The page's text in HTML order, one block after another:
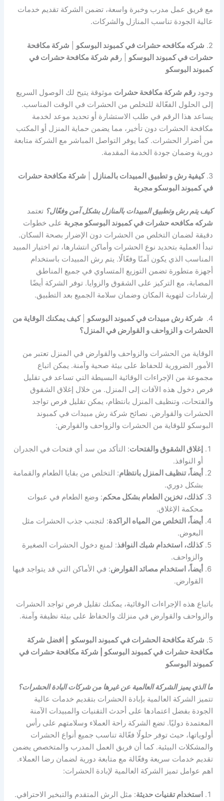
مع فريق عمل مدرب وخبرة واسعة، تضمن الشركة تقديم خدمات
عالية الجودة تناسب المنازل والشركات.
2. شركه مكافحه حشرات في كمبوند البوسكو
شركة مكافحة
حشرات في كمبوند البوسكو | رقم شركة مكافحة حشرات في
كمبوند البوسكو
وجودرقم شركة مكافحة حشرات موثوقة يتيح لك الوصول السريع
إلى الحلول الفعّالة للتخلص من الحشرات في الوقت المناسب.
يساعد هذا الرقم في طلب الاستشارة أو تحديد موعد لخدمة
مكافحة الحشرات دون تأخير، مما يضمن حماية المنزل أو المكتب
من أضرار الحشرات. كما يوفر التواصل المباشر مع الشركة متابعة
دورية وضمان جودة الخدمة المقدمة.
3. كيفية رش و تطبيق المبيدات بالمنازل
شركة مكافحة حشرات
في كمبوند البوسكو مجربة
كيف يتم رش وتطبيق المبيدات بالمنازل بشكل آمن وفعّال؟ تعتمد
شركه مكافحه حشرات في كمبوند البوسكو مجربة على خطوات
دقيقة لضمان التخلص من الحشرات دون الإضرار بصحة السكان.
تبدأ العملية بتحديد نوع الحشرات وأماكن انتشارها، ثم اختيار المبيد
المناسب الذي يكون آمنًا وفعّالًا. يتم رش المبيدات باستخدام
أجهزة متطورة تضمن التوزيع المتساوي في جميع المناطق
المصابة، مع التركيز على الشقوق والزوايا. توفر الشركة أيضًا
إرشادات لتهوية المكان وضمان سلامة الجميع بعد التطبيق.
4. شركة رش مبيدات في كمبوند البوسكو |كيف يمكنك الوقاية من
الحشرات و الزواحف و القوارض في المنزل؟
الوقاية من الحشرات والزواحف والقوارض في المنزل تعتبر من
الأمور الضرورية للحفاظ على بيئة صحية وآمنة. يمكن اتباع
مجموعة من الإجراءات الوقائية البسيطة التي تساعد في تقليل
فرص دخول هذه الآفات إلى المنزل. من خلال إغلاق الشقوق
والفتحات، وتنظيف المنزل بانتظام، يمكن تقليل فرص تواجد
الحشرات والقوارض. نصائح شركة رش مبيدات في كمبوند
البوسكو للوقاية من الحشرات والزواحف والقوارض:
إغلاق الشقوق والفتحات: التأكد من سد أي فتحات في الجدران
أو النوافذ.
أيضاً، تنظيف المنزل بانتظام: التخلص من بقايا الطعام والقمامة
بشكل دوري.
كذلك، تخزين الطعام بشكل محكم: وضع الطعام في عبوات
محكمة الإغلاق.
أيضاً، التخلص من المياه الراكدة: لتجنب جذب الحشرات مثل
البعوض.
كذلك، استخدام شبك النوافذ: لمنع دخول الحشرات الصغيرة
والزواحف.
أيضاً، استخدام مصائد القوارض: في الأماكن التي قد يتواجد فيها
القوارض.
باتباع هذه الإجراءات الوقائية، يمكنك تقليل فرص تواجد الحشرات
والزواحف والقوارض في منزلك والحفاظ على بيئة نظيفة وآمنة.
5. شركة مكافحة الحشرات في كمبوند البوسكو | افضل شركة
مكافحة حشرات في كمبوند البوسكو | شركة مكافحة حشرات في
كمبوند البوسكو
ما الذي يميز الشركة العالمية عن غيرها من شركات البادة الحشرات؟
تتميز الشركة العالمية بإبادة الحشرات بتقديم خدمات عالية
الجودة بفضل اعتمادها على أحدث التقنيات والمبيدات الآمنة
المعتمدة دوليًا. تضع الشركة راحة العملاء وسلامتهم على رأس
أولوياتها، حيث توفر حلولًا فعّالة تناسب جميع أنواع الحشرات
والمشكلات البيئية. كما أن فريق العمل المدرب والمتخصص يضمن
تقديم خدمات سريعة وفعّالة مع متابعة دورية لضمان رضا العملاء.
اهم عوامل تميز الشركة العالمية لإبادة الحشرات:
استخدام تقنيات حديثة: مثل الرش المتقدم والتبخير الاحترافي.